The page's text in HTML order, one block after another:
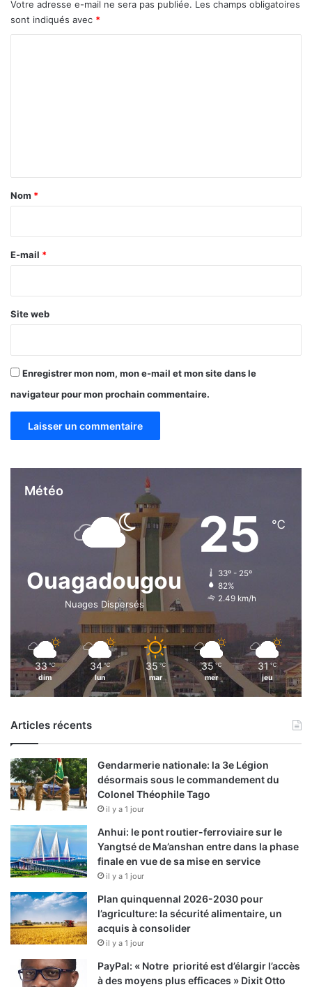
y
m
a
g
o
Votre adresse e-mail ne sera pas publiée. Les champs obligatoires
sont indiqués avec *
a
e
Nom *
E-mail *
Site web
Enregistrer mon nom, mon e-mail et mon site dans le
navigateur pour mon prochain commentaire.
Météo
Ouagadougou
Nuages Dispersés
25 ℃
33º - 25º
82%
2.49 km/h
33 ℃
dim
34 ℃
lun
35 ℃
mar
35 ℃
mer
31 ℃
jeu
Articles récents
Gendarmerie nationale: la 3e Légion
désormais sous le commandement du
Colonel Théophile Tago
il y a 1 jour
Anhui: le pont routier-ferroviaire sur le
Yangtsé de Ma’anshan entre dans la phase
finale en vue de sa mise en service
il y a 1 jour
Plan quinquennal 2026-2030 pour
l’agriculture: la sécurité alimentaire, un
acquis à consolider
il y a 1 jour
PayPal: « Notre priorité est d’élargir l’accès
à des moyens plus efficaces » Dixit Otto